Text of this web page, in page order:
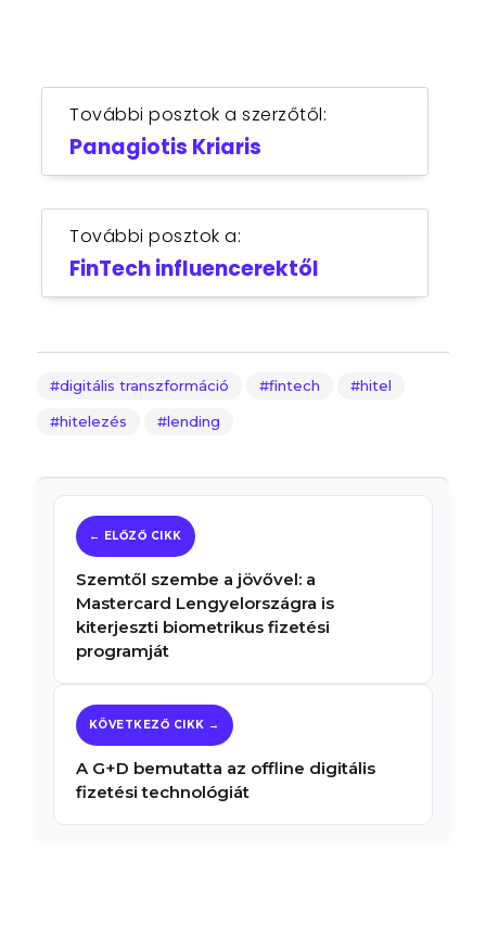
További posztok a szerzőtől:
Panagiotis Kriaris
További posztok a:
FinTech influencerektől
digitális transzformáció fintech hitel
hitelezés lending
Szemtől szembe a jövővel: a
Mastercard Lengyelországra is
kiterjeszti biometrikus fizetési
programját
A G+D bemutatta az offline digitális
fizetési technológiát